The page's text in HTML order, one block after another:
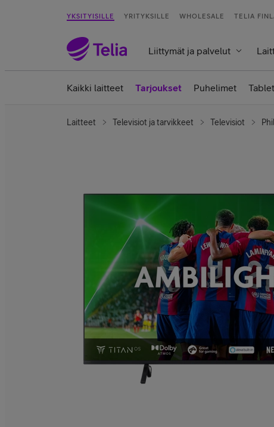
YKSITYISILLE YRITYKSILLE WHOLESALE TELIA
Liittymät ja palvelut
Kaikki laitteet Tarjoukset Puhelimet
Laitteet Televisiot ja tarvikkeet Televisiot